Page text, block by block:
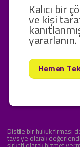
Kalıcı bir
ve kişi
yararlanın.
Hemen
Distile bir hukuk firması
tavsiye olarak
şirketi olarak hizmet